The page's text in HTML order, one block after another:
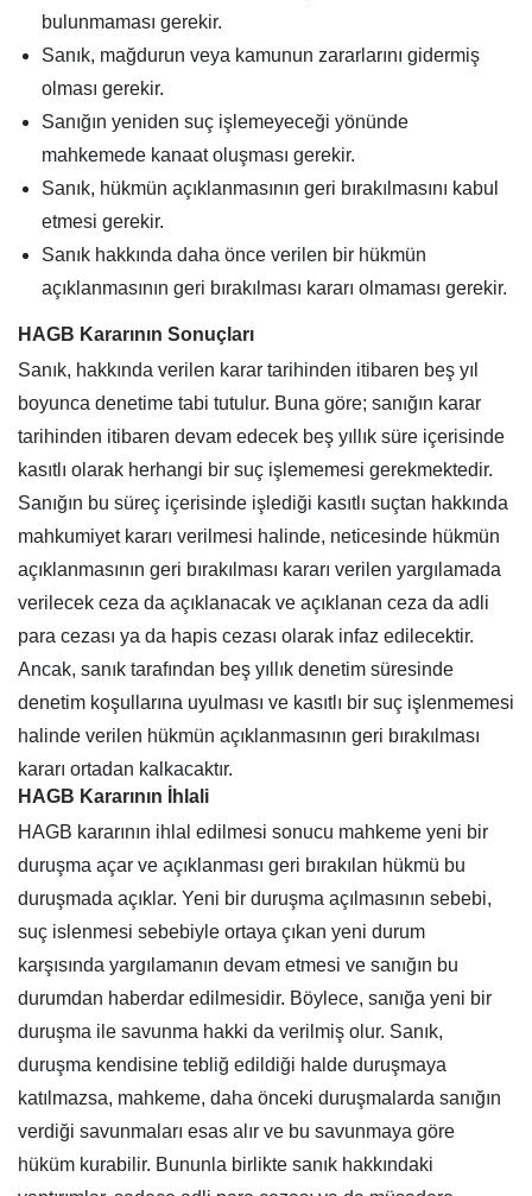
bulunmaması gerekir.
Sanık, mağdurun veya kamunun zararlarını gidermiş
olması gerekir.
Sanığın yeniden suç işlemeyeceği yönünde
mahkemede kanaat oluşması gerekir.
Sanık, hükmün açıklanmasının geri bırakılmasını kabul
etmesi gerekir.
Sanık hakkında daha önce verilen bir hükmün
açıklanmasının geri bırakılması kararı olmaması gerekir.
HAGB Kararının Sonuçları
Sanık, hakkında verilen karar tarihinden itibaren beş yıl
boyunca denetime tabi tutulur. Buna göre; sanığın karar
tarihinden itibaren devam edecek beş yıllık süre içerisinde
kasıtlı olarak herhangi bir suç işlememesi gerekmektedir.
Sanığın bu süreç içerisinde işlediği kasıtlı suçtan hakkında
mahkumiyet kararı verilmesi halinde, neticesinde hükmün
açıklanmasının geri bırakılması kararı verilen yargılamada
verilecek ceza da açıklanacak ve açıklanan ceza da adli
para cezası ya da hapis cezası olarak infaz edilecektir.
Ancak, sanık tarafından beş yıllık denetim süresinde
denetim koşullarına uyulması ve kasıtlı bir suç işlenmemesi
halinde verilen hükmün açıklanmasının geri bırakılması
kararı ortadan kalkacaktır.
HAGB Kararının İhlali
HAGB kararının ihlal edilmesi sonucu mahkeme yeni bir
duruşma açar ve açıklanması geri bırakılan hükmü bu
duruşmada açıklar. Yeni bir duruşma açılmasının sebebi,
suç islenmesi sebebiyle ortaya çıkan yeni durum
karşısında yargılamanın devam etmesi ve sanığın bu
durumdan haberdar edilmesidir. Böylece, sanığa yeni bir
duruşma ile savunma hakki da verilmiş olur. Sanık,
duruşma kendisine tebliğ edildiği halde duruşmaya
katılmazsa, mahkeme, daha önceki duruşmalarda sanığın
verdiği savunmaları esas alır ve bu savunmaya göre
hüküm kurabilir. Bununla birlikte sanık hakkındaki